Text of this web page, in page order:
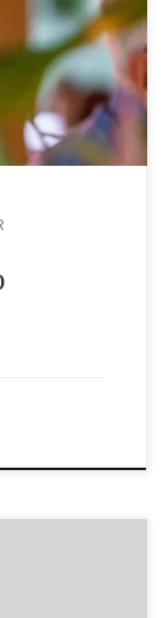
seit einigen
des
einen
[…]